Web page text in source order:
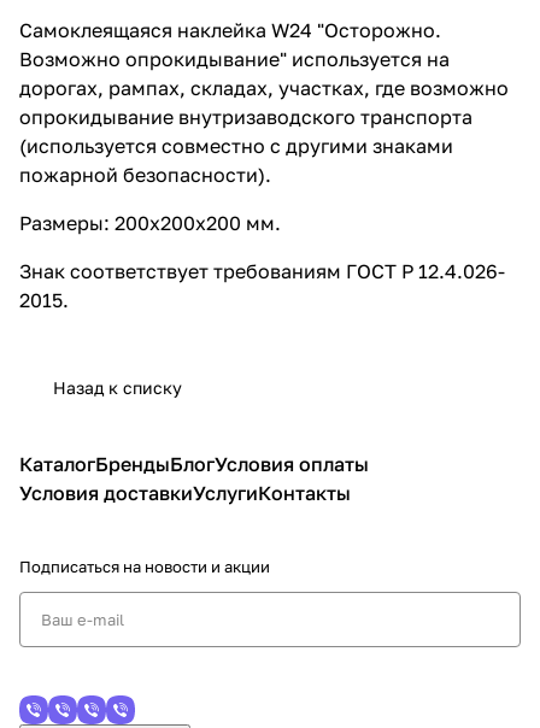
Самоклеящаяся наклейка W24 "Осторожно.
Возможно опрокидывание" используется на
дорогах, рампах, складах, участках, где возможно
опрокидывание внутризаводского транспорта
(используется совместно с другими знаками
пожарной безопасности).
Размеры: 200х200х200 мм.
Знак соответствует требованиям ГОСТ Р 12.4.026-
2015.
Назад к списку
КаталогБрендыБлогУсловия оплаты
Условия доставкиУслугиКонтакты
Подписаться на новости и акции